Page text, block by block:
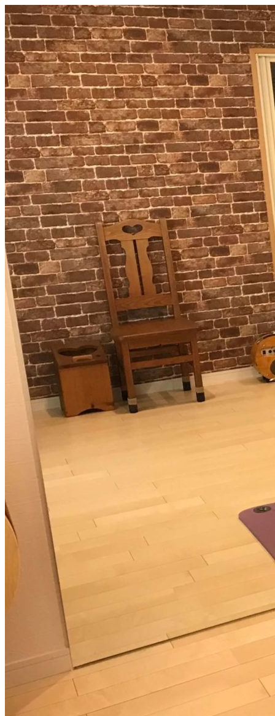
コ
ン
テ
ン
ツ
へ
ス
キ
ッ
プ